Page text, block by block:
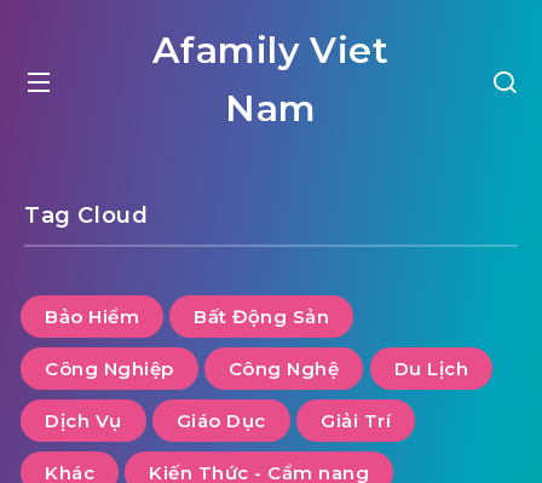
Afamily Viet
Nam
Tag Cloud
Bảo Hiểm Bất Động Sản
Công Nghiệp Công Nghệ Du Lịch
Dịch Vụ Giáo Dục Giải Trí
Khác Kiến Thức - Cẩm nang